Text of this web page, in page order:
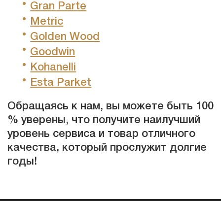
Gran Parte
Metric
Golden Wood
Goodwin
Kohanelli
Esta Parket
Обращаясь к нам, вы можете быть 100
% уверены, что получите наилучший
уровень сервиса и товар отличного
качества, который прослужит долгие
годы!